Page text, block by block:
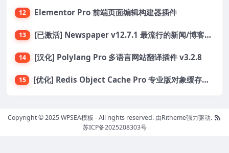
12 Elementor Pro 前端页面编辑构建器插件
13 [已激活] Newspaper v12.7.1 最流行的新闻/博客主题
14 [汉化] Polylang Pro 多语言网站翻译插件 v3.2.8
15 [优化] Redis Object Cache Pro 专业版对象缓存WordPress插件 v1.21.0
Copyright © 2025 WPSEA模板 - All rights reserved. 由Ritheme强力驱动.
苏ICP备2025208303号